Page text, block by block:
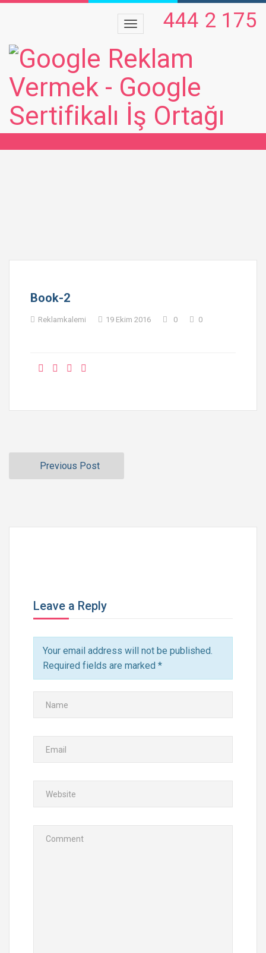
444 2 175
BOOK-2
Book-2
Reklamkalemi 19 Ekim 2016 0 0
Previous Post
Leave a Reply
Your email address will not be published.
Required fields are marked *